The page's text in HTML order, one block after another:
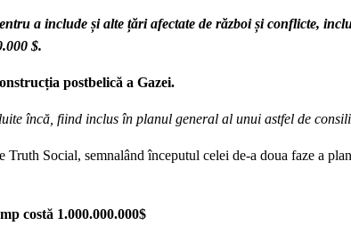
a include și alte țări afectate de război și conflicte,
$.
postbelică a Gazei.
încă, fiind inclus în planul general al unui astfel de
Social, semnalând începutul celei de-a doua faze a
costă 1.000.000.000$